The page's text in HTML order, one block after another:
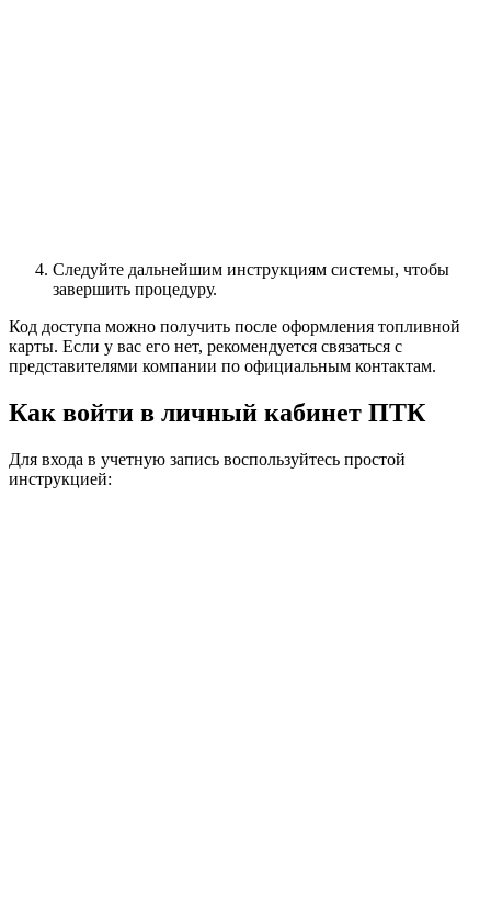
Следуйте дальнейшим инструкциям системы, чтобы
завершить процедуру.
Код доступа можно получить после оформления топливной
карты. Если у вас его нет, рекомендуется связаться с
представителями компании по официальным контактам.
Как войти в личный кабинет ПТК
Для входа в учетную запись воспользуйтесь простой
инструкцией: